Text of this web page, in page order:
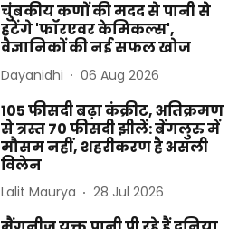
चुंबकीय कणों की मदद से पानी से
हटेंगे 'फॉरएवर केमिकल्स',
वैज्ञानिकों की नई सफल खोज
Dayanidhi 06 Aug 2026
105 फीसदी बढ़ा कंक्रीट, अतिक्रमण
से त्रस्त 70 फीसदी झीलें: बेंगलुरु में
मौसम नहीं, शहरीकरण है असली
विलेन
Lalit Maurya 28 Jul 2026